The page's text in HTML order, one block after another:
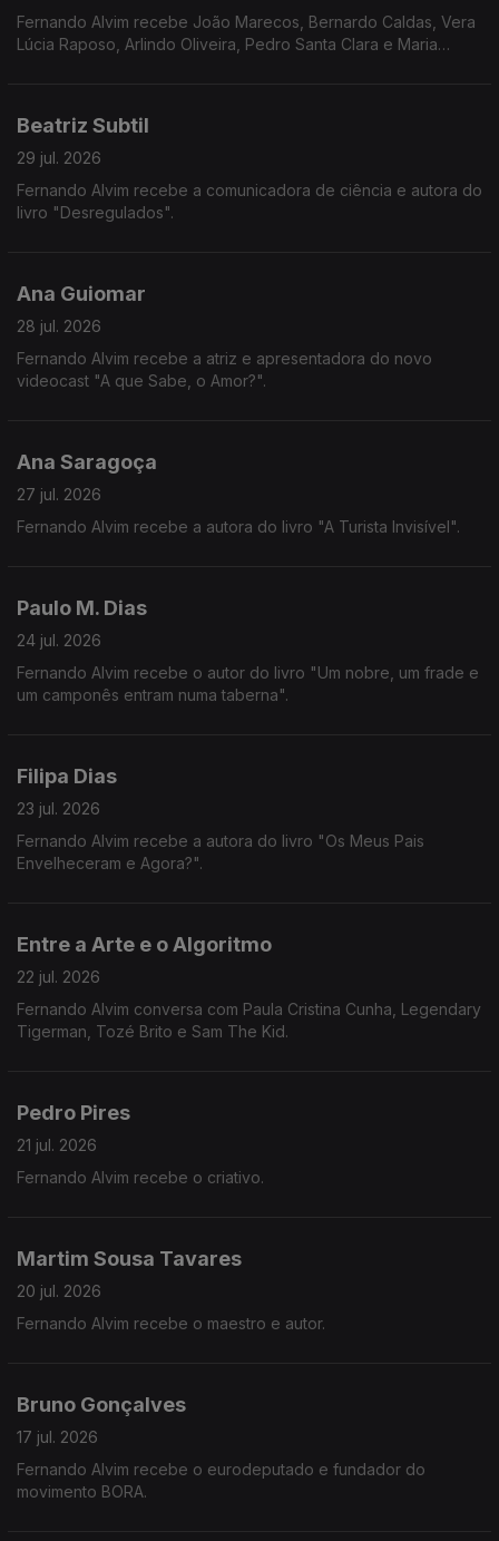
Fernando Alvim recebe João Marecos, Bernardo Caldas, Vera
Lúcia Raposo, Arlindo Oliveira, Pedro Santa Clara e Maria
Beatriz Subtil
29 jul. 2026
Fernando Alvim recebe a comunicadora de ciência e autora do
livro "Desregulados".
Ana Guiomar
28 jul. 2026
Fernando Alvim recebe a atriz e apresentadora do novo
videocast "A que Sabe, o Amor?".
Ana Saragoça
27 jul. 2026
Fernando Alvim recebe a autora do livro "A Turista Invisível".
Paulo M. Dias
24 jul. 2026
Fernando Alvim recebe o autor do livro "Um nobre, um frade e
um camponês entram numa taberna".
Filipa Dias
23 jul. 2026
Fernando Alvim recebe a autora do livro "Os Meus Pais
Envelheceram e Agora?".
Entre a Arte e o Algoritmo
22 jul. 2026
Fernando Alvim conversa com Paula Cristina Cunha, Legendary
Tigerman, Tozé Brito e Sam The Kid.
Pedro Pires
21 jul. 2026
Fernando Alvim recebe o criativo.
Martim Sousa Tavares
20 jul. 2026
Fernando Alvim recebe o maestro e autor.
Bruno Gonçalves
17 jul. 2026
Fernando Alvim recebe o eurodeputado e fundador do
movimento BORA.